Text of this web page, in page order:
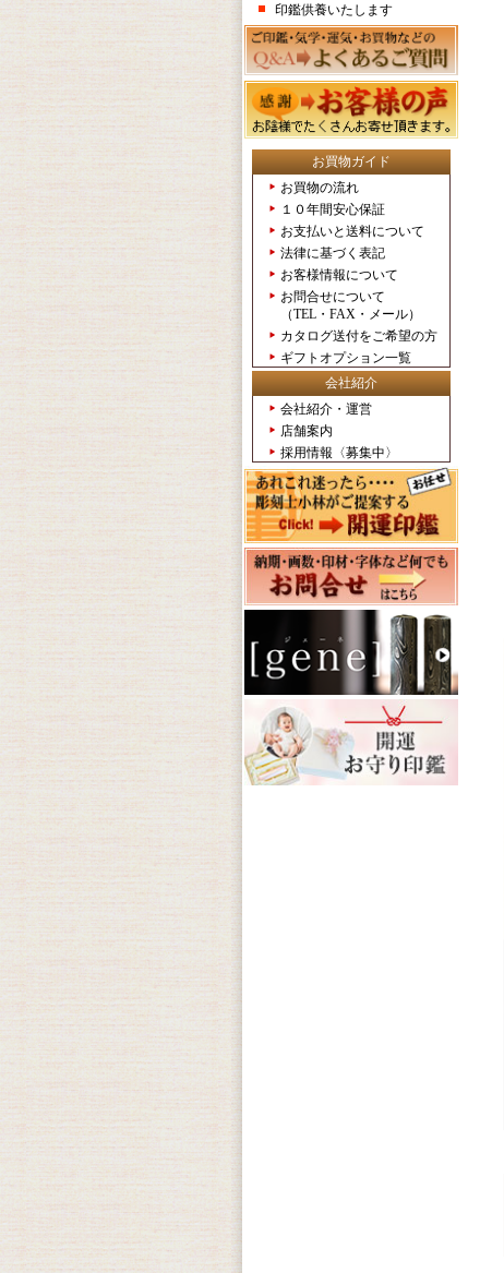
印鑑供養いたします
お買物ガイド
お買物の流れ
１０年間安心保証
お支払いと送料について
法律に基づく表記
お客様情報について
お問合せについて
（TEL・FAX・メール）
カタログ送付をご希望の方
ギフトオプション一覧
会社紹介
会社紹介・運営
店舗案内
採用情報〈募集中〉